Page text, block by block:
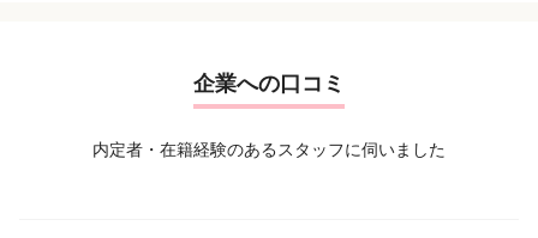
企業への口コミ
内定者・在籍経験のあるスタッフに伺いました